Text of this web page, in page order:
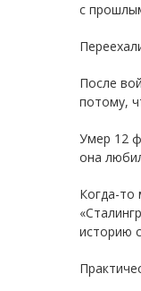
с
После
потому,
Умер 12
она
Когда-то
историю